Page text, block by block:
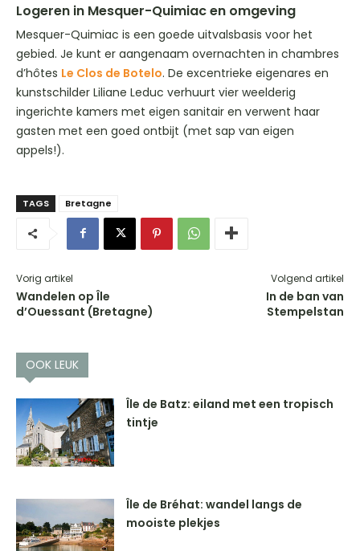
Logeren in Mesquer-Quimiac en omgeving
Mesquer-Quimiac is een goede uitvalsbasis voor het
gebied. Je kunt er aangenaam overnachten in chambres
d’hôtes Le Clos de Botelo. De excentrieke eigenares en
kunstschilder Liliane Leduc verhuurt vier weelderig
ingerichte kamers met eigen sanitair en verwent haar
gasten met een goed ontbijt (met sap van eigen
appels!).
TAGS Bretagne
Vorig artikel
Wandelen op Île
d’Ouessant (Bretagne)
Volgend artikel
In de ban van
Stempelstan
OOK LEUK
Île de Batz: eiland met een tropisch
tintje
Île de Bréhat: wandel langs de
mooiste plekjes